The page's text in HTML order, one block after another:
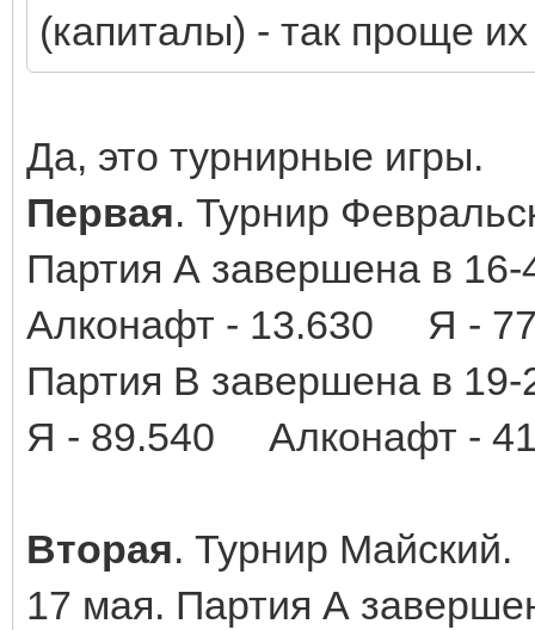
(капиталы) - так проще их
Да, это турнирные игры.
Первая. Турнир
Партия А завершена в 16-
Алконафт - 13.630 Я -
Партия В завершена в 19-
Я - 89.540 Алконафт -
Вторая. Турнир Майский.
17 мая. Партия А